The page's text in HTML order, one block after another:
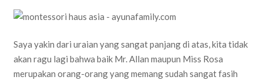
Saya yakin dari uraian yang sangat panjang di atas, kita tidak
akan ragu lagi bahwa baik Mr. Allan maupun Miss Rosa
merupakan orang-orang yang memang sudah sangat fasih